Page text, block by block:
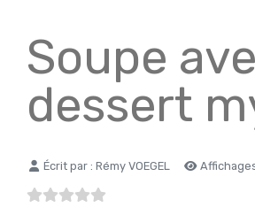
Soupe
dessert
Détails
Écrit par : Rémy VOEGEL